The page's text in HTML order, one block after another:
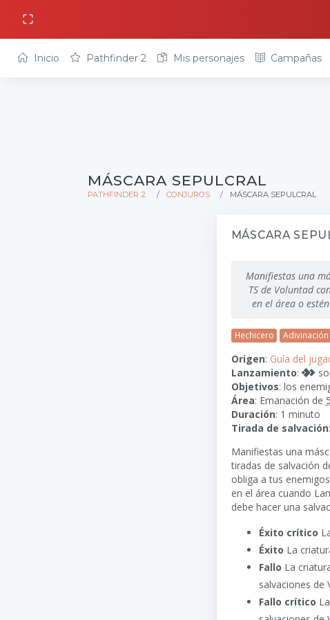
Inicio Pathfinder 2 Mis personajes Campañas
MÁSCARA SEPULCRAL
PATHFINDER 2 CONJUROS MÁSCARA SEPULCRAL
MÁSCARA
Manifiestas una
TS de Voluntad
en el área o
Hechicero Adivinación
Origen: Guía del
Lanzamiento: 2
Objetivos: los
Área: Emanación de
Duración: 1 minuto
Tirada de salvación
Manifiestas una
tiradas de salvación
obliga a tus
en el área cuando
debe hacer una
Éxito crítico
Éxito La
Fallo La
salvaciones de
Fallo crítico